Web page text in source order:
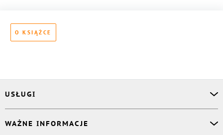
O KSIĄŻCE
USŁUGI
Korektor
WAŻNE INFORMACJE